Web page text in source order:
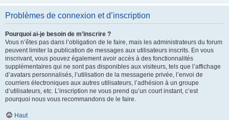
Problèmes de connexion et d’inscription
Pourquoi ai-je besoin de m’inscrire ?
Vous n’êtes pas dans l’obligation de le faire, mais les administrateurs du forum
peuvent limiter la publication de messages aux utilisateurs inscrits. En vous
inscrivant, vous pouvez également avoir accès à des fonctionnalités
supplémentaires qui ne sont pas disponibles aux visiteurs, tels que l’affichage
d’avatars personnalisés, l’utilisation de la messagerie privée, l’envoi de
courriers électroniques aux autres utilisateurs, l’adhésion à un groupe
d’utilisateurs, etc. L’inscription ne vous prend qu’un court instant, c’est
pourquoi nous vous recommandons de le faire.
Haut